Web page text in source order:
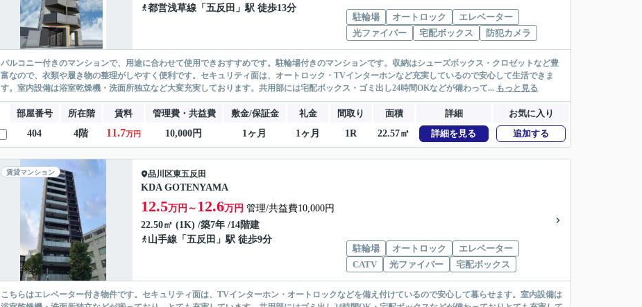
都営浅草線 「 五反田 」駅 徒歩13分
駐輪場
オートロック
エレベーター
光ファイバー
宅配ボックス 防犯カメラ
バルコニー付きのマンションで、用途に合わせて使用できおすすめです。駐輪場付きのマンションです。収納はシューズボックス・クロゼットなど豊
富なので、衣類や履き物の整理がしやすく便利です。セキュリティ面は、オートロック・TVインターホンなど充実しているので安心して生活できま
す。室内設備は浴室乾燥機・洗面所独立など大変充実しております。共用部には宅配ボックス・ゴミ出し24時間OKなどが備わって... もっと見る
部屋番号 所在階 賃料 管理費・共益費 敷金/保証金 礼金 間取り 面積 詳細
お気に入り
404
4階 11.7万円 10,000円 1ヶ月 1ヶ月 1R 22.57㎡ 詳細を見る 追加する
賃貸マンション 品川区東五反田
KDA GOTENYAMA
12.5万円～ 12.6万円 管理/共益費10,000円
22.50㎡ (1K) /築7年 /14階建
山手線 「 五反田 」駅 徒歩9分
駐輪場
オートロック
エレベーター
CATV
光ファイバー 宅配ボックス
こちらはエレベーター付き物件です。セキュリティ面は、TVインターホン・オートロックなどを備え付けているので安心して暮らせます。室内設備は